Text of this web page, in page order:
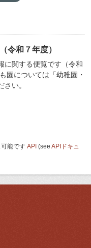
令和７年度）
に関する便覧です（令和
園については「幼稚園・
い。
能です API (see APIドキュ